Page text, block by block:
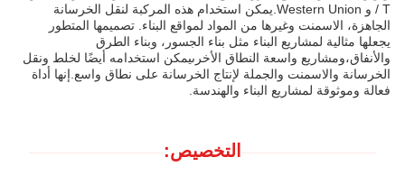
/ T و Western Union.يمكن استخدام هذه المركبة لنقل الخرسانة
الجاهزة، الاسمنت وغيرها من المواد لمواقع البناء. تصميمها المتطور
يجعلها مثالية لمشاريع البناء مثل بناء الجسور، وبناء الطرق
والأنفاق،ومشاريع واسعة النطاق الأخرىيمكن استخدامه أيضًا لخلط ونقل
الخرسانة والاسمنت والجملة لإنتاج الخرسانة على نطاق واسع.إنها أداة
فعالة وموثوقة لمشاريع البناء والهندسة.
التخصيص: